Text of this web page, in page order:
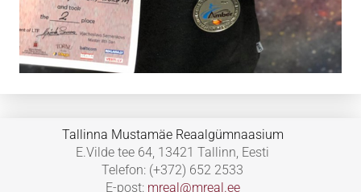
Tallinna Mustamäe Reaalgümnaasium
E.Vilde tee 64, 13421 Tallinn, Eesti
Telefon: (+372) 652 2533
E-post: mreal@mreal.ee